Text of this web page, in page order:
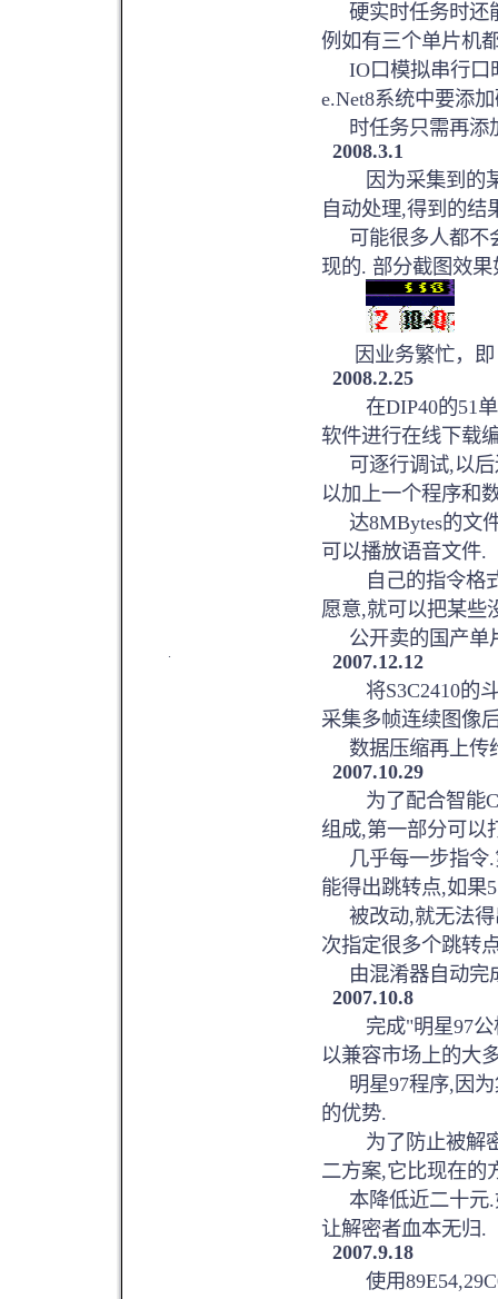
.
硬实时任务时还
例如有三个单片机
IO口模拟串行口
e.Net8系统中要添
时任务只需再添
2008.3.1
因为采集到的某
自动处理,得到的结
可能很多人都不
现的. 部分截图效果
因业务繁忙，即
2008.2.25
在DIP40的51单
软件进行在线下载
可逐行调试,以后
以加上一个程序和
达8MBytes的文
可以播放语音文件.
自己的指令格式,
愿意,就可以把某些
公开卖的国产单
2007.12.12
将S3C2410的斗
采集多帧连续图像
数据压缩再上传
2007.10.29
为了配合智能
组成,第一部分可以
几乎每一步指令.
能得出跳转点,如果
被改动,就无法得
次指定很多个跳转
由混淆器自动完
2007.10.8
完成"明星97公板
以兼容市场上的大
明星97程序,因为
的优势.
为了防止被解密,
二方案,它比现在的
本降低近二十元.
让解密者血本无归.
2007.9.18
使用